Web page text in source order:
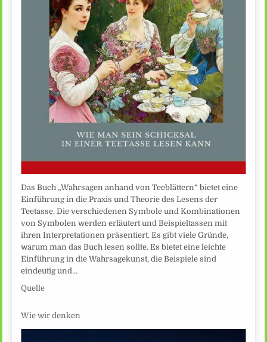
Das Buch „Wahrsagen anhand von Teeblättern“ bietet eine
Einführung in die Praxis und Theorie des Lesens der
Teetasse. Die verschiedenen Symbole und Kombinationen
von Symbolen werden erläutert und Beispieltassen mit
ihren Interpretationen präsentiert. Es gibt viele Gründe,
warum man das Buch lesen sollte. Es bietet eine leichte
Einführung in die Wahrsagekunst, die Beispiele sind
eindeutig und…
Quelle
Wie wir denken